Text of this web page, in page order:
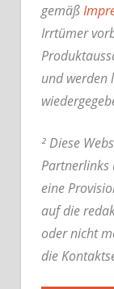
gemäß
Irrtümer
und werden
² Diese
Partnerlinks
eine
auf die
oder nicht
die